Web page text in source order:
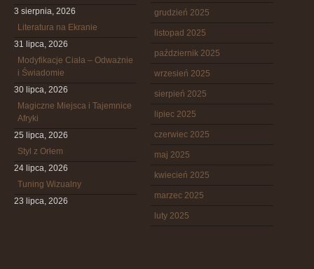
3 sierpnia, 2026
Literatura na Ekranie
31 lipca, 2026
Modyfikacje Ciała – Odważnie
i Świadomie
30 lipca, 2026
Magiczne Miejsca i Tajemnice
Afryki
25 lipca, 2026
Styl z Orłem
24 lipca, 2026
Tuning Wizualny
23 lipca, 2026
grudzień 2025
listopad 2025
październik 2025
wrzesień 2025
sierpień 2025
lipiec 2025
czerwiec 2025
maj 2025
kwiecień 2025
marzec 2025
luty 2025